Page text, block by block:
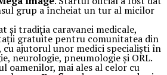
grup a încheiat un tur al micilor
și tradiția caravanei medicale,
gratuite pentru comunitatea din
cu ajutorul unor medici specialiști în
neurologie, pneumologie și ORL.
oamenilor, mai ales al celor cu